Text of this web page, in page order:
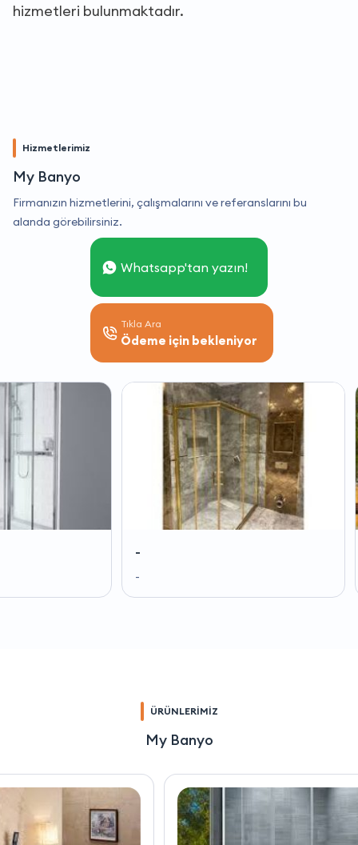
hizmetleri bulunmaktadır.
Hizmetlerimiz
My Banyo
Firmanızın hizmetlerini, çalışmalarını ve referanslarını bu
alanda görebilirsiniz.
Whatsapp'tan yazın!
Tıkla Ara
Ödeme için bekleniyor
ÜRÜNLERİMİZ
My Banyo